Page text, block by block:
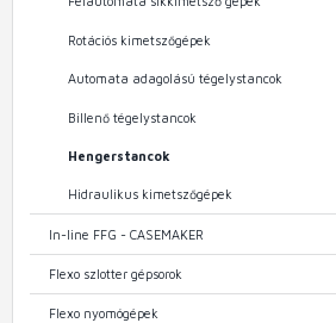
Rotációs kimetszőgépek
Automata adagolású tégelystancok
Billenő tégelystancok
Hengerstancok
Hidraulikus kimetszőgépek
In-line FFG - CASEMAKER
Flexo szlotter gépsorok
Flexo nyomógépek